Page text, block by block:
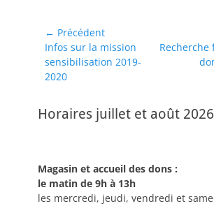
Navigation
de
l’article
← Précédent
Article
précédent :
Infos sur la mission
sensibilisation 2019-
2020
Article
Horaires juillet et août
Magasin et accueil des dons :
le matin de 9h à 13h
les mercredi, jeudi, vendredi et